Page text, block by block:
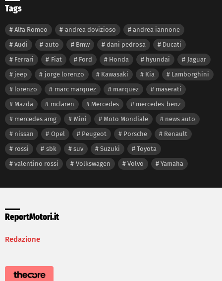
Tags
Alfa Romeo andrea dovizioso
andrea iannone
Audi
auto Bmw dani pedrosa
Ducati
Ferrari
Fiat Ford Honda hyundai
Jaguar
jeep
jorge lorenzo Kawasaki Kia
Lamborghini
lorenzo
marc marquez marquez
maserati
Mazda
mclaren Mercedes
mercedes-benz
mercedes amg
Mini Moto Mondiale
news auto
nissan
Opel Peugeot Porsche
Renault
rossi
sbk suv Suzuki
Toyota
valentino rossi
Volkswagen Volvo Yamaha
ReportMotori.it
Redazione